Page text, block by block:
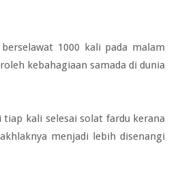
1000 kali pada malam
kebahagiaan samada di dunia
tiap kali selesai solat fardu kerana
menjadi lebih disenangi